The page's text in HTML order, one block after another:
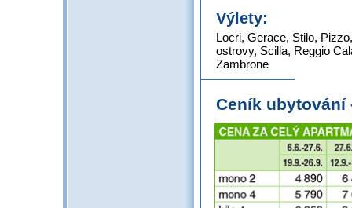
Výlety:
Locri, Gerace, Stilo,
ostrovy, Scilla, Reggio
Zambrone
Ceník